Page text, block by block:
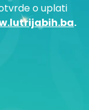
o uplati
.